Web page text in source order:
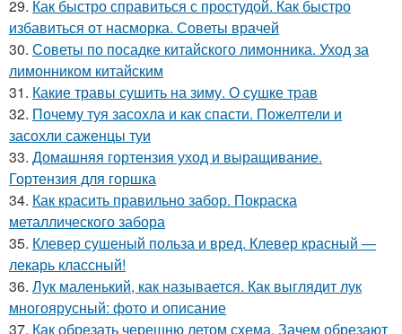
29. Как быстро справиться с простудой. Как быстро
избавиться от насморка. Советы врачей
30. Советы по посадке китайского лимонника. Уход за
лимонником китайским
31. Какие травы сушить на зиму. О сушке трав
32. Почему туя засохла и как спасти. Пожелтели и
засохли саженцы туи
33. Домашняя гортензия уход и выращивание.
Гортензия для горшка
34. Как красить правильно забор. Покраска
металлического забора
35. Клевер сушеный польза и вред. Клевер красный —
лекарь классный!
36. Лук маленький, как называется. Как выглядит лук
многоярусный: фото и описание
37. Как обрезать черешню летом схема. Зачем обрезают